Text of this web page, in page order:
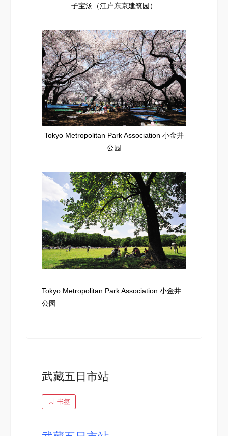
子宝汤（江户东京建筑园）
Tokyo Metropolitan Park Association 小金井
公园
Tokyo Metropolitan Park Association 小金井
公园
武藏五日市站
书签